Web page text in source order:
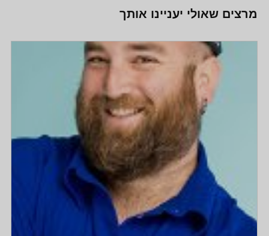
מרצים שאולי יעניינו אותך